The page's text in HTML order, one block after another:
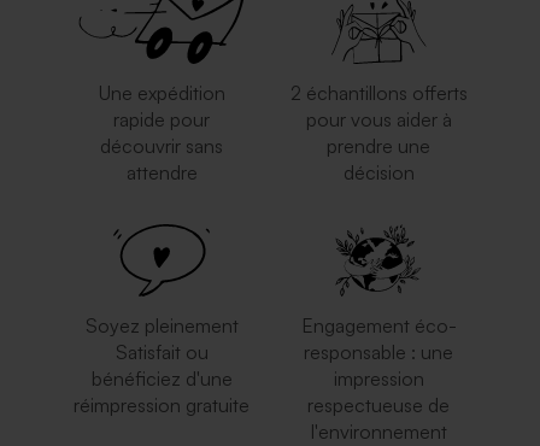
Une expédition
rapide pour
découvrir sans
attendre
2 échantillons offerts
pour vous aider à
prendre une
décision
Soyez pleinement
Satisfait ou
bénéficiez d'une
réimpression gratuite
Engagement éco-
responsable : une
impression
respectueuse de
l'environnement